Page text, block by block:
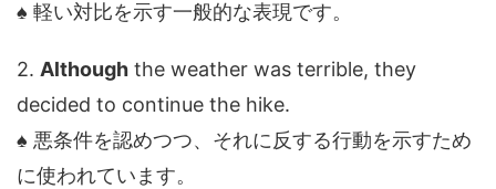
♠ 軽い対比を示す一般的な表現です。
2. Although the weather was terrible, they
decided to continue the hike.
♠ 悪条件を認めつつ、それに反する行動を示すため
に使われています。